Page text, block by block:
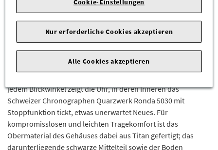
Höchste Präzision und Detailtiefe, High-Performance-
Materialien und aufwendiges Design, gefertigt in der Schweiz:
Die sportliche Armbanduhr für Herren schafft es, Optik und
Funktionalität gekonnt zu vereinen und nimmt sich die AMG
Designphilosophie als Vorbild. So besticht die Gehäuseform
des Chronographen mit Überlagerungen, überspannten
jedem Blickwinkel zeigt die Uhr, in deren Inneren das
Schweizer Chronographen Quarzwerk Ronda 5030 mit
Stoppfunktion tickt, etwas unerwartet Neues. Für
kompromisslosen und leichten Tragekomfort ist das
Obermaterial des Gehäuses dabei aus Titan gefertigt; das
darunterliegende schwarze Mittelteil sowie der Boden
Cookie-Einstellungen
Nur erforderliche Cookies akzeptieren
Alle Cookies akzeptieren